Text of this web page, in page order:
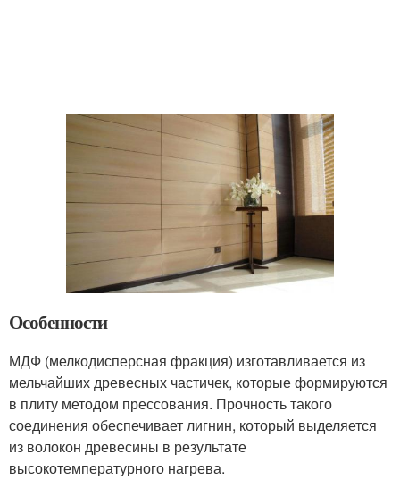
Особенности
МДФ (мелкодисперсная фракция) изготавливается из
мельчайших древесных частичек, которые формируются
в плиту методом прессования. Прочность такого
соединения обеспечивает лигнин, который выделяется
из волокон древесины в результате
высокотемпературного нагрева.